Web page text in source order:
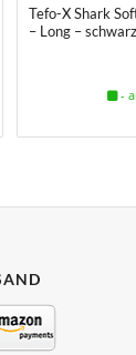
Tefo-X Shark
– Long – schwarz
-